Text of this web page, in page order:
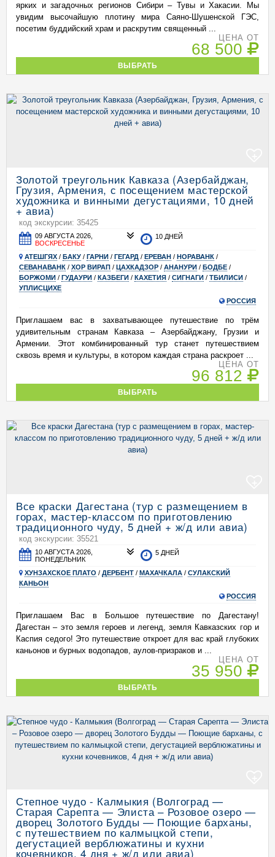
ярких и загадочных регионов Сибири – Тувы и Хакасии. Мы
увидим высочайшую плотину мира Саяно-Шушенской ГЭС,
посетим буддийский храм и раскрутим священный ...
ЦЕНА ОТ
68 500
ВЫБРАТЬ
Золотой треугольник Кавказа (Азербайджан,
Грузия, Армения, с посещением мастерской
художника и винными дегустациями, 10 дней
+ авиа)
код экскурсии: 35425
09 АВГУСТА 2026,
ВОСКРЕСЕНЬЕ
10 ДНЕЙ
АТЕШГЯХ / БАКУ / ГАРНИ / ГЕГАРД / ЕРЕВАН / НОРАВАНК /
СЕВАНАВАНК / ХОР ВИРАП / ЦАХКАДЗОР / АНАНУРИ / БОДБЕ /
БОРЖОМИ / ГУДАУРИ / КАЗБЕГИ / КАХЕТИЯ / СИГНАГИ / ТБИЛИСИ /
УПЛИСЦИХЕ
РОССИЯ
Приглашаем вас в захватывающее путешествие по трём
удивительным странам Кавказа – Азербайджану, Грузии и
Армении. Этот комбинированный тур станет путешествием
сквозь время и культуры, в котором каждая страна раскроет ...
ЦЕНА ОТ
96 812
ВЫБРАТЬ
Все краски Дагестана (тур с размещением в
горах, мастер-классом по приготовлению
традиционного чуду, 5 дней + ж/д или авиа)
код экскурсии: 35521
10 АВГУСТА 2026,
ПОНЕДЕЛЬНИК
5 ДНЕЙ
ХУНЗАХСКОЕ ПЛАТО / ДЕРБЕНТ / МАХАЧКАЛА / СУЛАКСКИЙ
КАНЬОН
РОССИЯ
Приглашаем Вас в Большое путешествие по Дагестану!
Дагестан – это земля героев и легенд, земля Кавказских гор и
Каспия седого! Это путешествие откроет для вас край глубоких
каньонов и бурных водопадов, аулов-призраков и ...
ЦЕНА ОТ
35 950
ВЫБРАТЬ
Степное чудо - Калмыкия (Волгоград —
Старая Сарепта — Элиста – Розовое озеро —
дворец Золотого Будды — Поющие барханы,
с путешествием по калмыцкой степи,
дегустацией верблюжатины и кухни
кочевников, 4 дня + ж/д или авиа)